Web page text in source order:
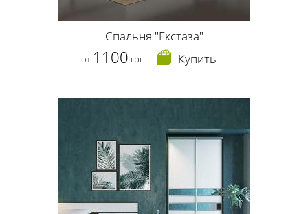
Спальня "Екстаза"
от 1100 грн. Купить